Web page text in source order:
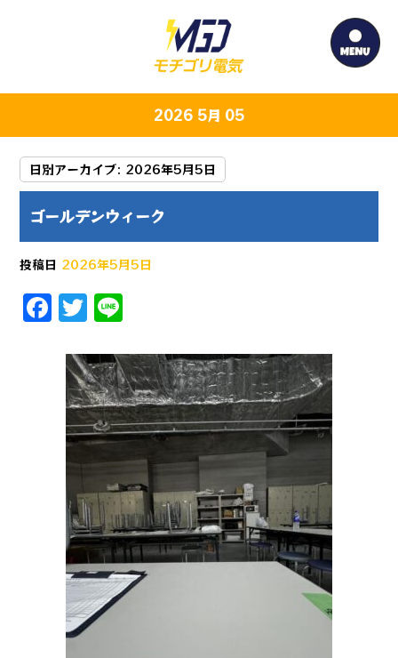
2026 5月 05
日別アーカイブ: 2026年5月5日
ゴールデンウィーク
投稿日 2026年5月5日
F
a
c
e
b
o
o
k
T
w
it
te
r
e